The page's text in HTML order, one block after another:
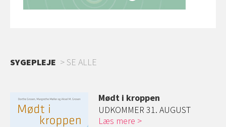
SYGEPLEJE SE ALLE
Mødt i kroppen
UDKOMMER 31. AUGUST
Læs mere